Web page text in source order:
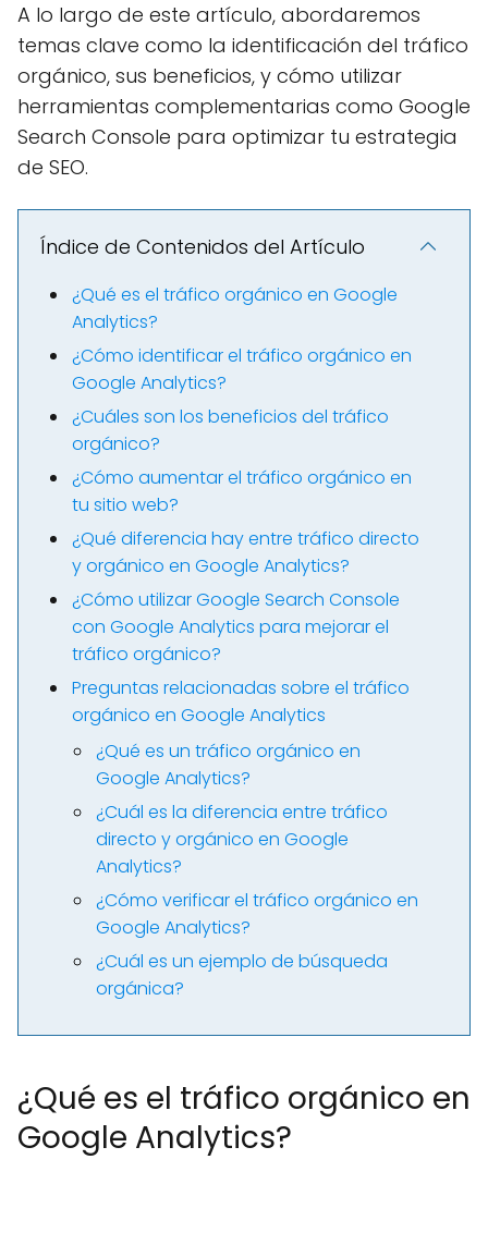
A lo largo de este artículo, abordaremos
temas clave como la identificación del tráfico
orgánico, sus beneficios, y cómo utilizar
herramientas complementarias como Google
Search Console para optimizar tu estrategia
de SEO.
Índice de Contenidos del Artículo
¿Qué es el tráfico orgánico en Google
Analytics?
¿Cómo identificar el tráfico orgánico en
Google Analytics?
¿Cuáles son los beneficios del tráfico
orgánico?
¿Cómo aumentar el tráfico orgánico en
tu sitio web?
¿Qué diferencia hay entre tráfico directo
y orgánico en Google Analytics?
¿Cómo utilizar Google Search Console
con Google Analytics para mejorar el
tráfico orgánico?
Preguntas relacionadas sobre el tráfico
orgánico en Google Analytics
¿Qué es un tráfico orgánico en
Google Analytics?
¿Cuál es la diferencia entre tráfico
directo y orgánico en Google
Analytics?
¿Cómo verificar el tráfico orgánico en
Google Analytics?
¿Cuál es un ejemplo de búsqueda
orgánica?
¿Qué es el tráfico orgánico en
Google Analytics?